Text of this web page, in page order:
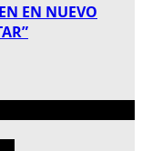
EN NUEVO